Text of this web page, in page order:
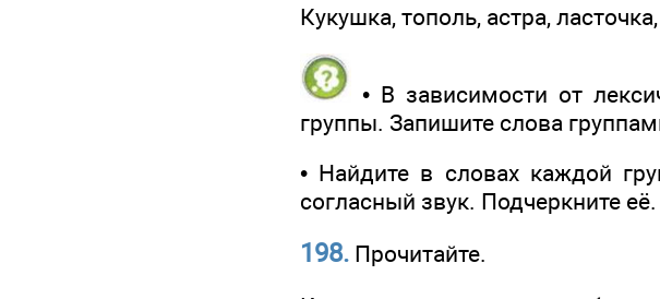
Кукушка, тополь, астра,
• В зависимости от
группы. Запишите слова
• Найдите в словах каждой
согласный звук. Подчеркните
198. Прочитайте.